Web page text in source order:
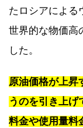
たロシアによる
世界的な物価高
した。
原油価格が上昇
うのを引き上げ
料金や使用量料